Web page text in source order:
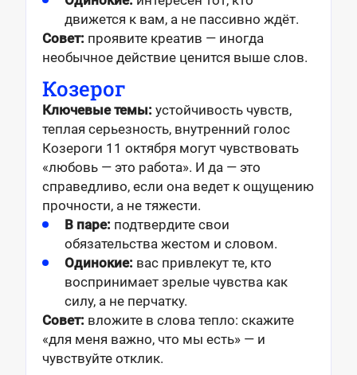
движется к вам, а не пассивно ждёт.
Совет: проявите креатив — иногда
необычное действие ценится выше слов.
Козерог
Ключевые темы: устойчивость чувств,
теплая серьезность, внутренний голос
Козероги 11 октября могут чувствовать
«любовь — это работа». И да — это
справедливо, если она ведет к ощущению
прочности, а не тяжести.
В паре: подтвердите свои
обязательства жестом и словом.
Одинокие: вас привлекут те, кто
воспринимает зрелые чувства как
силу, а не перчатку.
Совет: вложите в слова тепло: скажите
«для меня важно, что мы есть» — и
чувствуйте отклик.